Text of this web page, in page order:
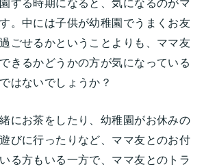
する時期になると、気になるのがマ
。中には子供が幼稚園でうまくお友
ごせるかということよりも、ママ友
きるかどうかの方が気になっている
はないでしょうか？
にお茶をしたり、幼稚園がお休みの
びに行ったりなど、ママ友とのお付
る方もいる一方で、ママ友とのトラ